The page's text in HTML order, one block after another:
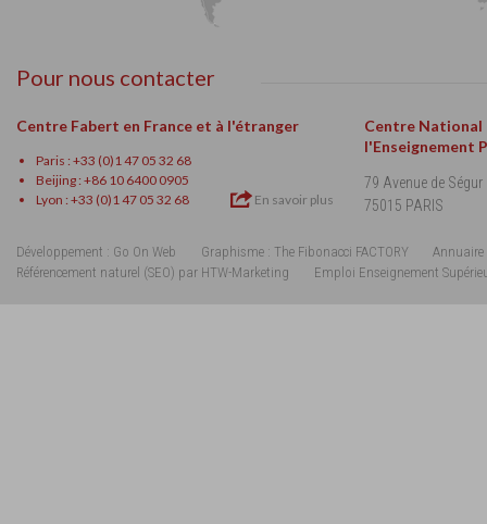
Pour nous contacter
Centre Fabert en France et à l'étranger
Paris : +33 (0)1 47 05 32 68
Beijing : +86 10 6400 0905
Lyon : +33 (0)1 47 05 32 68
En savoir plus
Centre National
l'Enseignement
79 Avenue de Ségur
75015 PARIS
Développement : Go On Web Graphisme : The Fibonacci FACTORY
Annuaire
Référencement naturel (SEO) par HTW-Marketing
Emploi Enseignement